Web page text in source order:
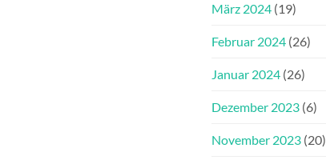
März 2024 (19)
Februar 2024 (26)
Januar 2024 (26)
Dezember 2023 (6)
November 2023 (20)